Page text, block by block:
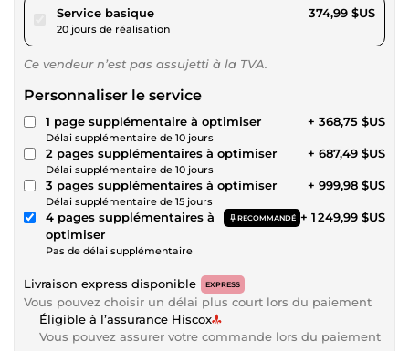
Service basiquepour 345,62 $US
20 jours de réalisation
374,99 $US
Ce vendeur n’est pas assujetti à la TVA.
Personnaliser le service
1 page supplémentaire à optimiser
Délai supplémentaire de 10 jours
+ 368,75 $US
2 pages supplémentaires à optimiser
Délai supplémentaire de 10 jours
+ 687,49 $US
3 pages supplémentaires à optimiser
Délai supplémentaire de 15 jours
+ 999,98 $US
4 pages supplémentaires à
optimiser
RECOMMANDÉ
Pas de délai supplémentaire
+ 1 249,99 $US
Livraison express disponible EXPRESS
Vous pouvez choisir un délai plus court lors du paiement
Éligible à l’assurance Hiscox
Vous pouvez assurer votre commande lors du paiement